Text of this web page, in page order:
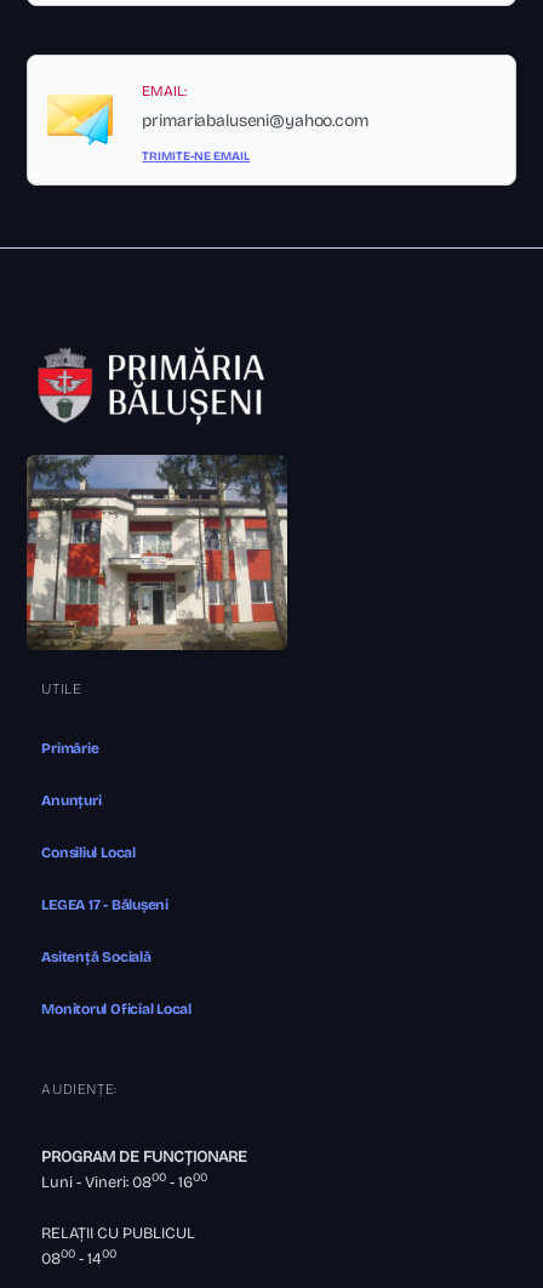
EMAIL:
primariabaluseni@yahoo.com
TRIMITE-NE EMAIL
UTILE
Primărie
Anunțuri
Consiliul Local
LEGEA 17 - Bălușeni
Asitență Socială
Monitorul Oficial Local
AUDIENȚE:
PROGRAM DE FUNCȚIONARE
Luni - Vineri: 0800 - 1600
RELAȚII CU PUBLICUL
0800 - 1400